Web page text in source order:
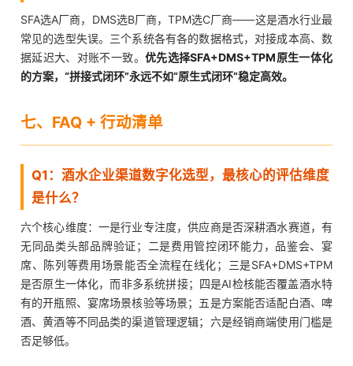
SFA选A厂商，DMS选B厂商，TPM选C厂商——这是酒水行业最
常见的选型失误。三个系统各有各的数据格式，对接成本高、数
据延迟大、对账不一致。 优先选择SFA+DMS+TPM原生一体化
的方案，“拼接式闭环”永远不如“原生式闭环”稳定高效。
七、FAQ + 行动清单
Q1：酒水企业渠道数字化选型，最核心的评估维度
是什么？
六个核心维度：一是行业专注度，供应商是否深耕酒水赛道，有
无同品类头部品牌验证；二是费用管控闭环能力，品鉴会、宴
席、陈列等费用场景能否全流程在线化；三是SFA+DMS+TPM
是否原生一体化，而非多系统拼接；四是AI检核能否覆盖酒水特
有的开瓶照、宴席场景核验等场景；五是方案能否适配白酒、啤
酒、黄酒等不同品类的渠道管理逻辑；六是经销商端使用门槛是
否足够低。